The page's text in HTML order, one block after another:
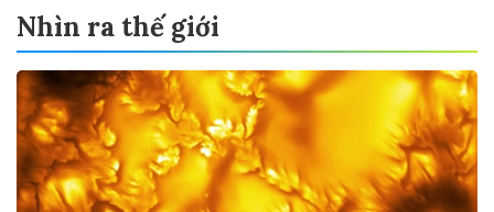
Nhìn ra thế giới